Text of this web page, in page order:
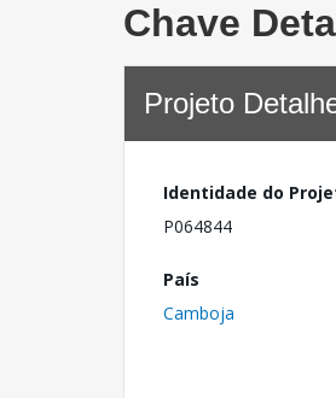
Chave
Projeto
Identidade do
P064844
País
Camboja